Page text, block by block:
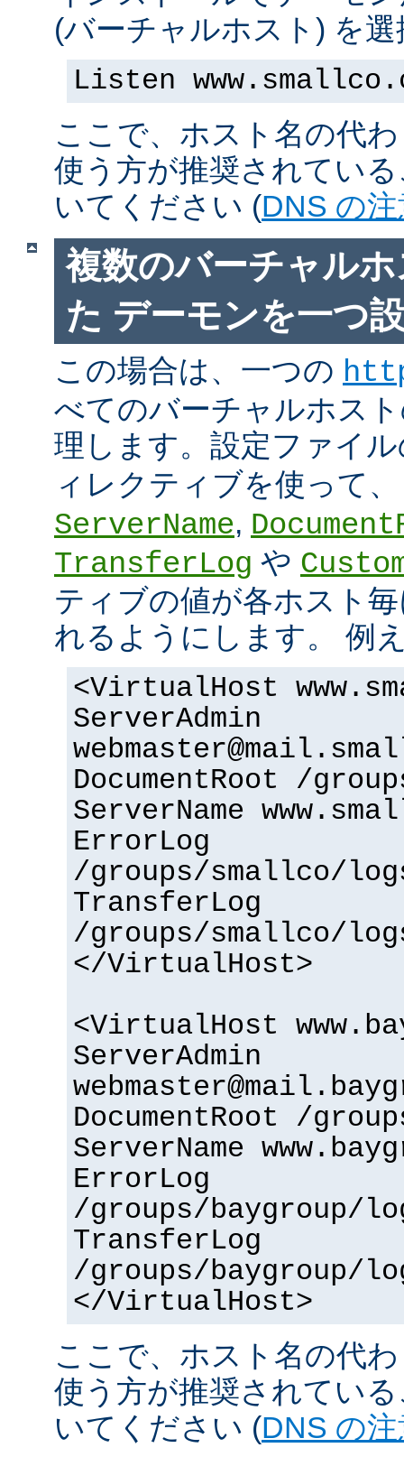
(バーチャルホスト) を
Listen
ここで、ホスト名の代
使う方が推奨されてい
いてください (DNS の
複数のバーチャル
た デーモンを一つ
この場合は、一つの
べてのバーチャルホス
理します。設定ファイ
ィレクティブを使って
ServerName,
TransferLog や
ティブの値が各ホスト
れるようにします。 例
<VirtualHost
ServerAdmin
DocumentRoot /
ServerName
ErrorLog
/groups/smallco/
TransferLog
/groups/smallco/
</VirtualHost>
<VirtualHost
ServerAdmin
DocumentRoot /
ServerName
ErrorLog
/groups/baygroup/
TransferLog
/groups/baygroup/
</VirtualHost>
ここで、ホスト名の代
使う方が推奨されてい
いてください (DNS の